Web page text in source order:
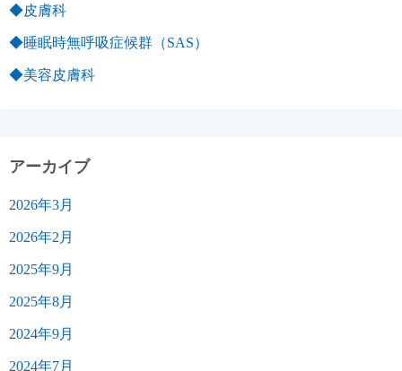
◆皮膚科
◆睡眠時無呼吸症候群（SAS）
◆美容皮膚科
アーカイブ
2026年3月
2026年2月
2025年9月
2025年8月
2024年9月
2024年7月